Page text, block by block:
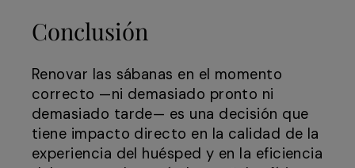
Conclusión
Renovar las sábanas en el momento
correcto —ni demasiado pronto ni
demasiado tarde— es una decisión que
tiene impacto directo en la calidad de la
experiencia del huésped y en la eficiencia